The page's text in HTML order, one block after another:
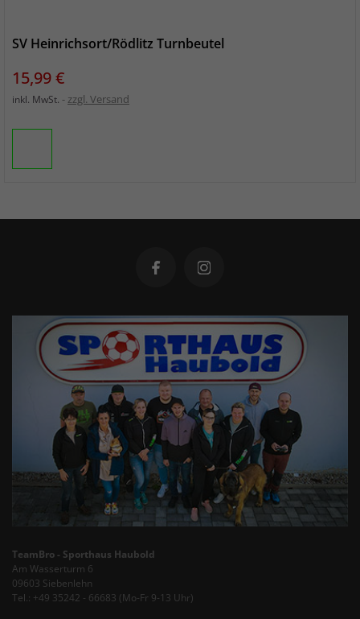
SV Heinrichsort/Rödlitz Turnbeutel
Preis
15,99 €
inkl. MwSt. zzgl. Versand
TeamBro - Sporthaus Haubold
Am Wasserturm 6
09603 Siebenlehn
Tel.: +49 35242 - 66683 (Mo-Fr 9-13 Uhr)